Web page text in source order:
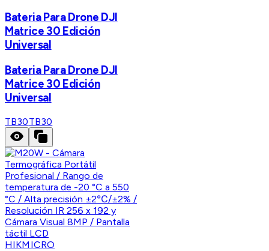
Bateria Para Drone DJI
Matrice 30 Edición
Universal
Bateria Para Drone DJI
Matrice 30 Edición
Universal
TB30TB30
HIKMICRO